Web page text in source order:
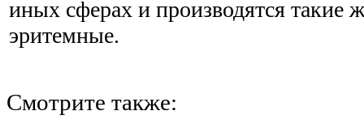
иных сферах и производятся такие
эритемные.
Смотрите также: